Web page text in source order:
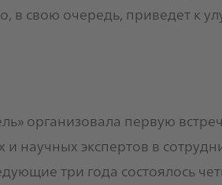
в свою очередь, приведет к
организовала первую
научных экспертов в
три года состоялось